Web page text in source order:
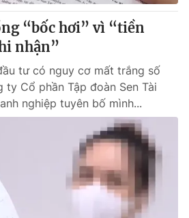
“bốc hơi” vì “tiền
nhận”
tư có nguy cơ mất trắng số
Cổ phần Tập đoàn Sen Tài
nghiệp tuyên bố mình...